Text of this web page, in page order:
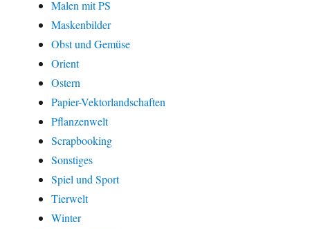
Malen mit PS
Maskenbilder
Obst und Gemüse
Orient
Ostern
Papier-Vektorlandschaften
Pflanzenwelt
Scrapbooking
Sonstiges
Spiel und Sport
Tierwelt
Winter